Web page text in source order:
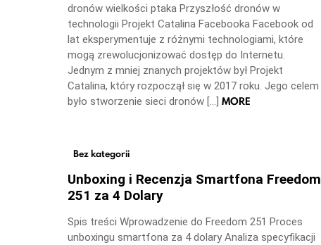
dronów wielkości ptaka Przyszłość dronów w
technologii Projekt Catalina Facebooka Facebook od
lat eksperymentuje z różnymi technologiami, które
mogą zrewolucjonizować dostęp do Internetu.
Jednym z mniej znanych projektów był Projekt
Catalina, który rozpoczął się w 2017 roku. Jego celem
było stworzenie sieci dronów […] MORE
Bez kategorii
Unboxing i Recenzja Smartfona Freedom
251 za 4 Dolary
Spis treści Wprowadzenie do Freedom 251 Proces
unboxingu smartfona za 4 dolary Analiza specyfikacji